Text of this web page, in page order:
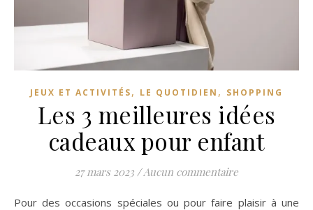
JEUX ET ACTIVITÉS, LE QUOTIDIEN , SHOPPING
Les 3 meilleures idées
cadeaux pour enfant
27 mars 2023 / Aucun commentaire
Pour des occasions spéciales ou pour faire plaisir à une